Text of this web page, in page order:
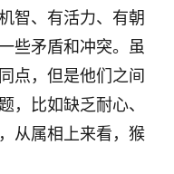
智、有活力、有朝
些矛盾和冲突。虽
点，但是他们之间
，比如缺乏耐心、
从属相上来看，猴
19
屡屡受挫，店开一家关
的就出事。前些年攒的
也想找人看看到底怎么